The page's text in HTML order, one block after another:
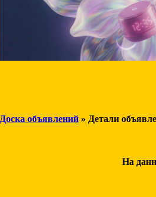
Доска объявлений » Детали
На